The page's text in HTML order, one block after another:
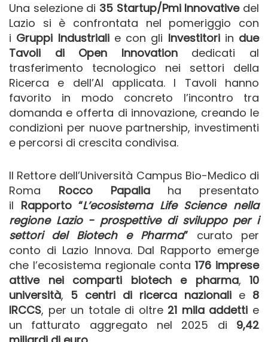
Una selezione di 35 Startup/Pmi Innovativedel
Lazio si è confrontata nel pomeriggio con
i Gruppi Industrialie con gli Investitori in due
Tavoli di Open Innovation dedicati al
trasferimento tecnologico nei settori della
Ricerca e dell’AI applicata. I Tavoli hanno
favorito in modo concreto l’incontro tra
domanda e offerta di innovazione, creando le
condizioni per nuove partnership, investimenti
e percorsi di crescita condivisa.
Il Rettore dell’Università Campus Bio-Medico di
Roma Rocco Papalia ha presentato
il Rapporto “L’ecosistema Life Science nella
regione Lazio - prospettive di sviluppo per i
settori del Biotech e Pharma” curato per
conto di Lazio Innova. Dal Rapporto emerge
che l’ecosistema regionale conta176 imprese
attive nei comparti biotech e pharma, 10
università, 5 centri di ricerca nazionali e 8
IRCCS, per un totale di oltre 21 mila addetti e
un fatturato aggregato nel 2025 di 9,42